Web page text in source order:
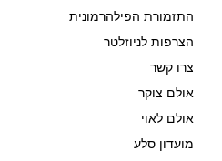
התזמורת הפילהרמונית
הצרפות לניוזלטר
צרו קשר
אולם צוקר
אולם לאוי
מועדון סלע